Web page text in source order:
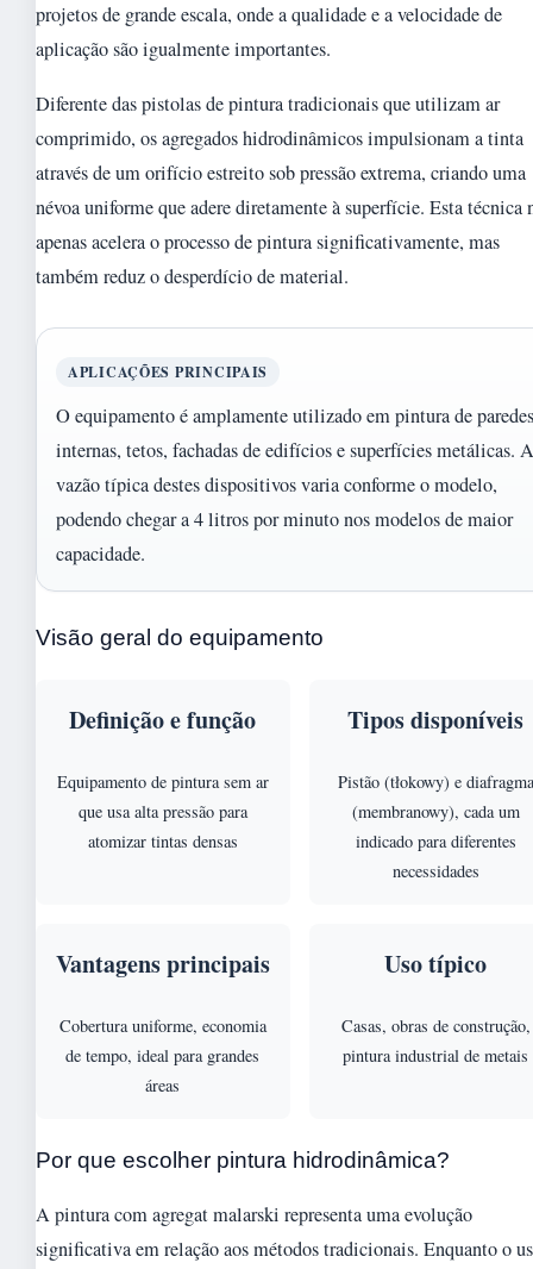
projetos de grande escala, onde a qualidade e a velocidade de
aplicação são igualmente importantes.
Diferente das pistolas de pintura tradicionais que utilizam ar
comprimido, os agregados hidrodinâmicos impulsionam a tinta
através de um orifício estreito sob pressão extrema, criando uma
névoa uniforme que adere diretamente à superfície. Esta técnica
apenas acelera o processo de pintura significativamente, mas
também reduz o desperdício de material.
APLICAÇÕES PRINCIPAIS
O equipamento é amplamente utilizado em pintura de paredes
internas, tetos, fachadas de edifícios e superfícies metálicas. A
vazão típica destes dispositivos varia conforme o modelo,
podendo chegar a 4 litros por minuto nos modelos de maior
capacidade.
Visão geral do equipamento
Definição e função
Equipamento de pintura sem ar
que usa alta pressão para
atomizar tintas densas
Tipos disponíveis
Pistão (tłokowy) e diafragma
(membranowy), cada um
indicado para diferentes
necessidades
Vantagens principais
Cobertura uniforme, economia
de tempo, ideal para grandes
áreas
Uso típico
Casas, obras de construção,
pintura industrial de metais
Por que escolher pintura hidrodinâmica?
A pintura com agregat malarski representa uma evolução
significativa em relação aos métodos tradicionais. Enquanto o